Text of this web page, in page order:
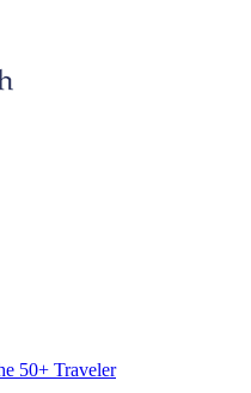
50+ Traveler